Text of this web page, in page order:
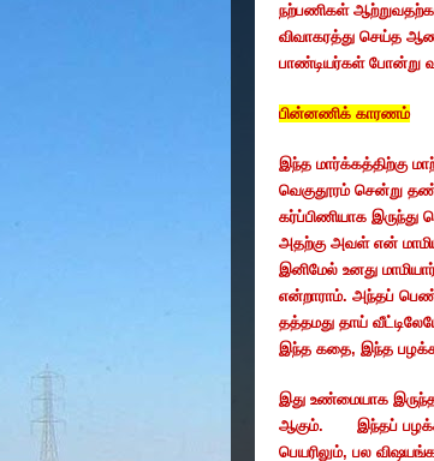
நற்பணிகள்
விவாகரத்து செய்த
பாண்டியர்கள் போன்று
பின்னணிக் காரணம்
இந்த மார்க்கத்திற்கு
வெகுதூரம் சென்று
கர்ப்பிணியாக இருந்து
அதற்கு அவள் என்
இனிமேல் உனது
என்றாராம். அந்தப்
தத்தமது தாய்
இந்த கதை, இந்த
இது உண்மையாக
ஆகும். இந்தப்
பெயரிலும், பல